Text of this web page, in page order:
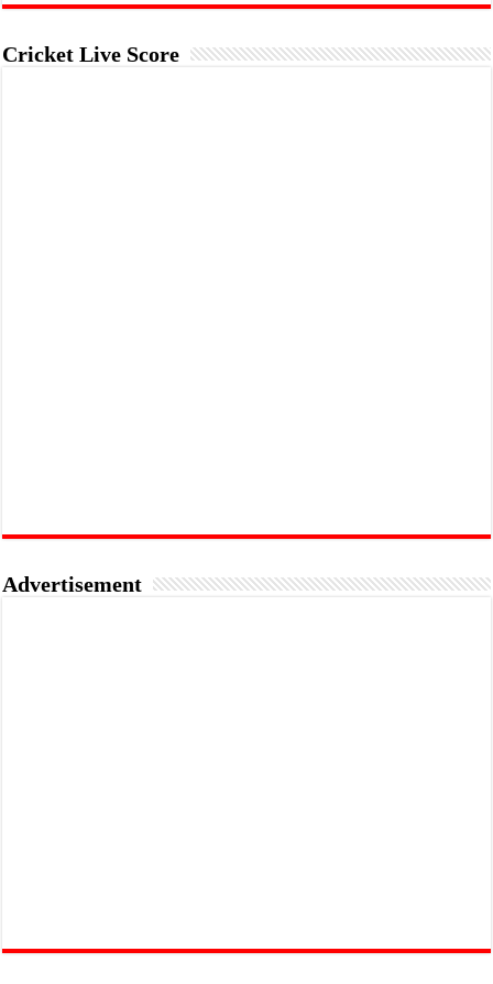
Cricket Live Score
Advertisement